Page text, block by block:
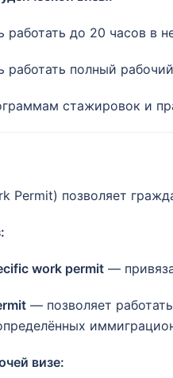
работать до 20 часов в
работать полный
стажировок и
Permit) позволяет
work permit —
— позволяет
визе: